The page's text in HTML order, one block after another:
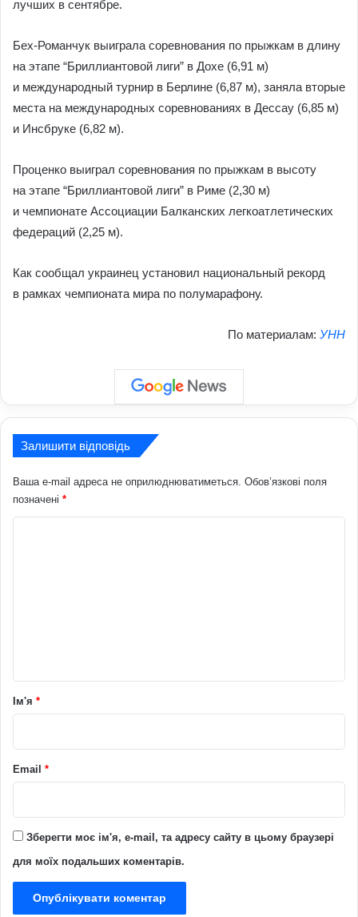
лучших в сентябре.
Бех-Романчук выиграла соревнования по прыжкам в длину
на этапе “Бриллиантовой лиги” в Дохе (6,91 м)
и международный турнир в Берлине (6,87 м), заняла вторые
места на международных соревнованиях в Дессау (6,85 м)
и Инсбруке (6,82 м).
Проценко выиграл соревнования по прыжкам в высоту
на этапе “Бриллиантовой лиги” в Риме (2,30 м)
и чемпионате Ассоциации Балканских легкоатлетических
федераций (2,25 м).
Как сообщал украинец установил национальный рекорд
в рамках чемпионата мира по полумарафону.
По материалам: УНН
Залишити відповідь
Ваша e-mail адреса не оприлюднюватиметься. Обов’язкові поля
позначені *
рІм'я *
Email *
Зберегти моє ім'я, e-mail, та адресу сайту в цьому браузері
для моїх подальших коментарів.